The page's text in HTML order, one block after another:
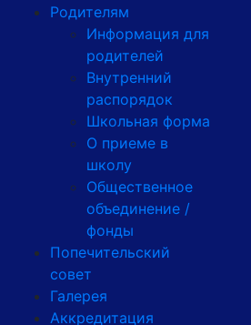
Родителям
Информация для
родителей
Внутренний
распорядок
Школьная форма
О приеме в
школу
Общественное
объединение /
фонды
Попечительский
совет
Галерея
Аккредитация